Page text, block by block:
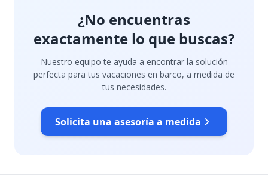
¿No encuentras
exactamente lo que buscas?
Nuestro equipo te ayuda a encontrar la solución
perfecta para tus vacaciones en barco, a medida de
tus necesidades.
Solicita una asesoría a medida